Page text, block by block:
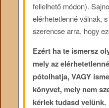
fellelhető módon).
elérhetetlenné válnak,
szerencse arra, hogy
Ezért ha te ismersz
mely az
pótolhatja, VAGY
könyvet, mely nem
kérlek tudasd velünk.